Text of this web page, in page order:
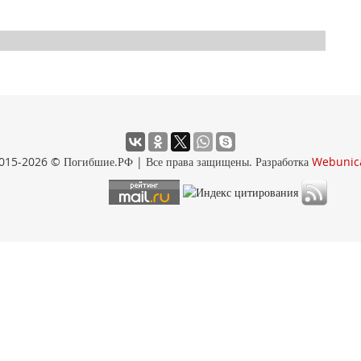
2026 © Погибшие.РФ | Все права защищены. Разработка